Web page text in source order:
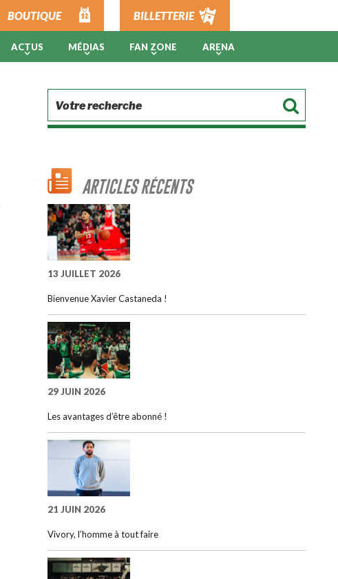
BOUTIQUE BILLETTERIE
ACTUS MÉDIAS FAN ZONE ARENA
ARTICLES RÉCENTS
13 JUILLET 2026
Bienvenue Xavier Castaneda !
29 JUIN 2026
Les avantages d’être abonné !
21 JUIN 2026
Vivory, l’homme à tout faire